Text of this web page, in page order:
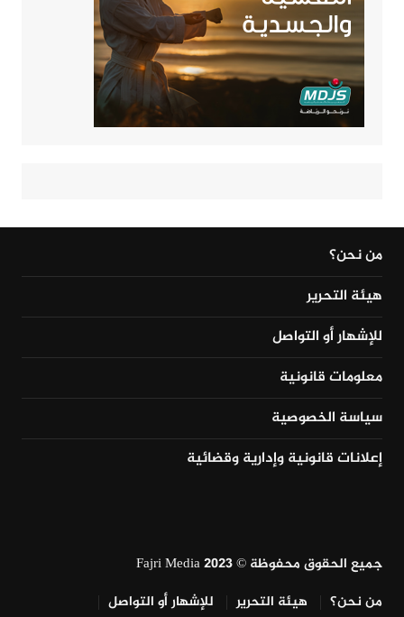
من نحن؟
هيئة التحرير
للإشهار أو التواصل
معلومات قانونية
سياسة الخصوصية
إعلانات قانونية وإدارية وقضائية
جميع الحقوق محفوظة © Fajri Media 2023
من نحن؟
هيئة التحرير
للإشهار أو التواصل